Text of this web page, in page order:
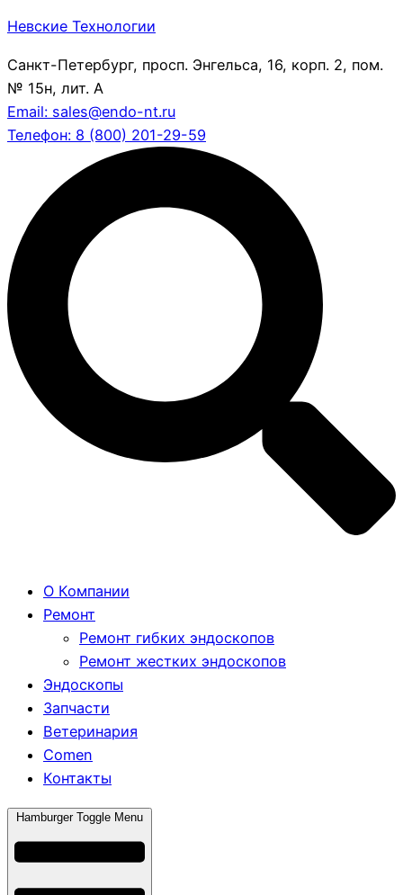
Невские Технологии
Санкт-Петербург, просп. Энгельса, 16, корп. 2, пом.
№ 15н, лит. А
Email: sales@endo-nt.ru
Телефон: 8 (800) 201-29-59
О Компании
Ремонт
Ремонт гибких эндоскопов
Ремонт жестких эндоскопов
Эндоскопы
Запчасти
Ветеринария
Comen
Контакты
Hamburger Toggle Menu